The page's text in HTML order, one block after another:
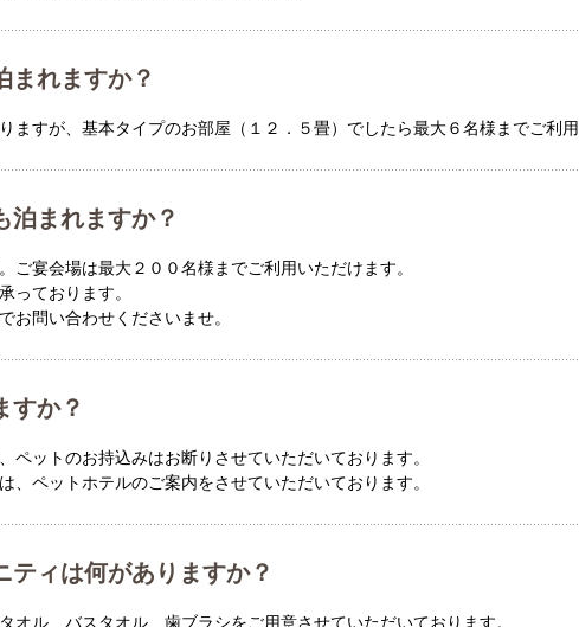
まれますか？
ますが、基本タイプのお部屋（１２．５畳）でしたら最大６名様までご利用
泊まれますか？
ご宴会場は最大２００名様までご利用いただけます。
っております。
お問い合わせくださいませ。
すか？
ペットのお持込みはお断りさせていただいております。
、ペットホテルのご案内をさせていただいております。
ティは何がありますか？
オル、バスタオル、歯ブラシをご用意させていただいております。